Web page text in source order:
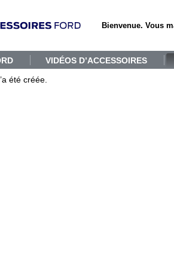
Bienvenue. Vous
VIDÉOS D’ACCESSOIRES
été créée.